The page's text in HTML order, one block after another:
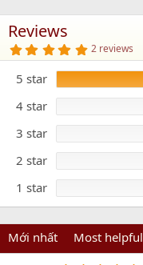
i
n
d
a
t
e
Reviews
5
.
0
0
s
a
r
s
2 reviews
5 star
4 star
3 star
2 star
1 star
Mới nhất Most helpful